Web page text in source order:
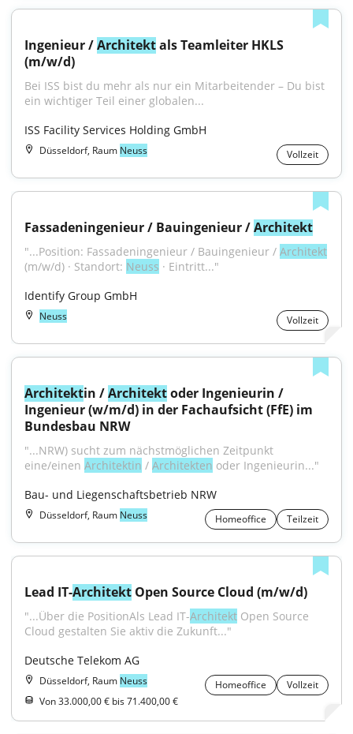
Ingenieur / Architekt als Teamleiter HKLS
(m/w/d)
Bei ISS bist du mehr als nur ein Mitarbeitender – Du bist
ein wichtiger Teil einer globalen...
ISS Facility Services Holding GmbH
Düsseldorf, Raum Neuss Vollzeit
Fassadeningenieur / Bauingenieur / Architekt
"...Position: Fassadeningenieur / Bauingenieur / Architekt
(m/w/d) · Standort: Neuss · Eintritt..."
Identify Group GmbH
Neuss Vollzeit
Architektin / Architekt oder Ingenieurin /
Ingenieur (w/m/d) in der Fachaufsicht (FfE) im
Bundesbau NRW
"...NRW) sucht zum nächst­möglichen Zeitpunkt
eine/einen Architektin / Architekten oder Ingenieurin..."
Bau- und Liegenschaftsbetrieb NRW
Düsseldorf, Raum Neuss Homeoffice Teilzeit
Lead IT-Architekt Open Source Cloud (m/w/d)
"...Über die PositionAls Lead IT-Architekt Open Source
Cloud gestalten Sie aktiv die Zukunft..."
Deutsche Telekom AG
Düsseldorf, Raum Neuss Homeoffice
Vollzeit
Von 33.000,00 € bis 71.400,00 €